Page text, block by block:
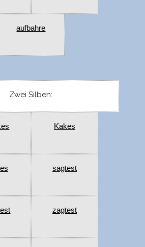
aufbahre
Zwei Silben:
Kakes
sagtest
zagtest